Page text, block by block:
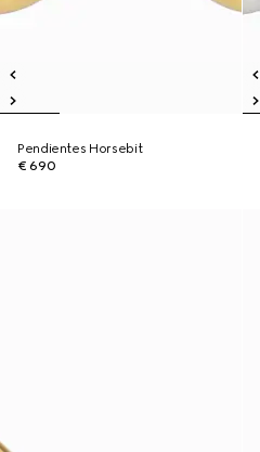
Pendientes Horsebit
€ 690